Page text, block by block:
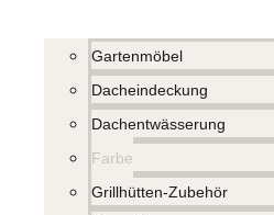
Gartenmöbel
Dacheindeckung
Dachentwässerung
Farbe
Grillhütten-Zubehör